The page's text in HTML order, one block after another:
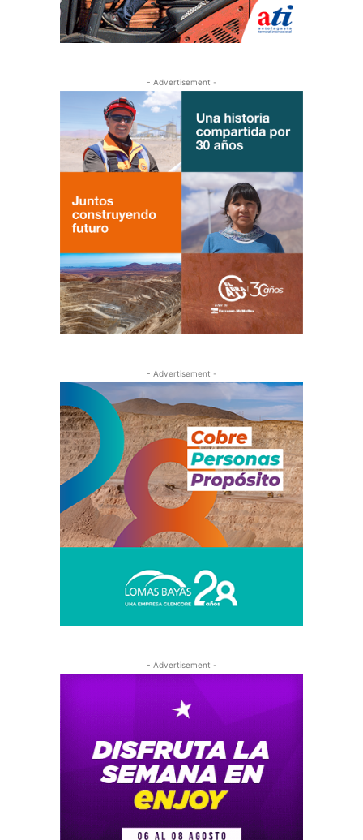
- Advertisement -
- Advertisement -
- Advertisement -